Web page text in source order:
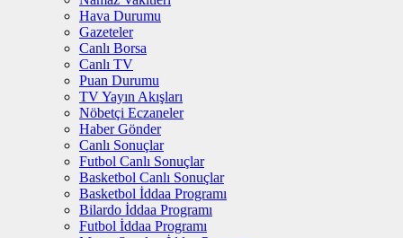
Hava Durumu
Gazeteler
Canlı Borsa
Canlı TV
Puan Durumu
TV Yayın Akışları
Nöbetçi Eczaneler
Haber Gönder
Canlı Sonuçlar
Futbol Canlı Sonuçlar
Basketbol Canlı Sonuçlar
Basketbol İddaa Programı
Bilardo İddaa Programı
Futbol İddaa Programı